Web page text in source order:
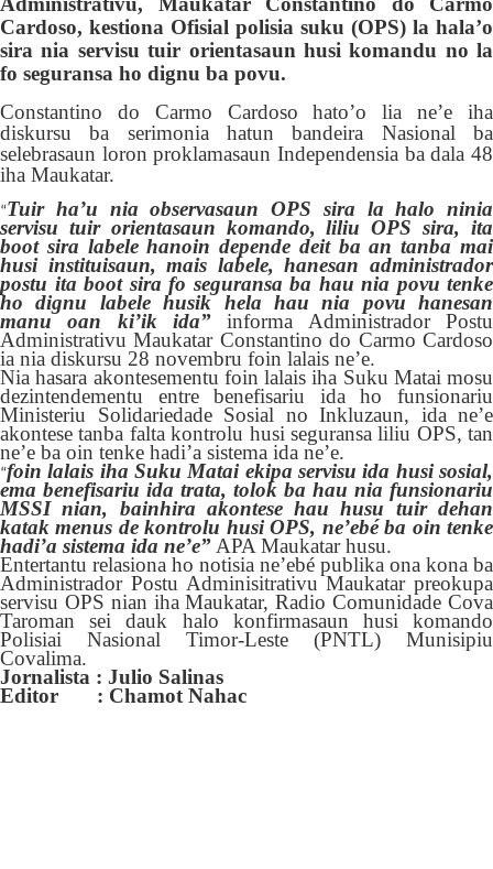
Cardoso, kestiona Ofisial polisia suku (OPS) la hala’o
sira nia servisu tuir orientasaun husi komandu no la
fo seguransa ho dignu ba povu.
Constantino do Carmo Cardoso hato’o lia ne’e iha
diskursu ba serimonia hatun bandeira Nasional ba
selebrasaun loron proklamasaun Independensia ba dala 48
iha Maukatar.
“Tuir ha’u nia observasaun OPS sira la halo ninia
servisu tuir orientasaun komando, liliu OPS sira, ita
boot sira labele hanoin depende deit ba an tanba mai
husi instituisaun, mais labele, hanesan administrador
postu ita boot sira fo seguransa ba hau nia povu tenke
ho dignu labele husik hela hau nia povu hanesan
manu oan ki’ik ida” informa Administrador Postu
Administrativu Maukatar Constantino do Carmo Cardoso
ia nia diskursu 28 novembru foin lalais ne’e.
Niahasara akontesementu foin lalais iha Suku Matai mosu
dezintendementu entrebenefisariu idaho funsionariu
Ministeriu Solidariedade Sosial no Inkluzaun, ida ne’e
akontese tanba falta kontrolu husi seguransa liliu OPS, tan
ne’e ba oin tenke hadi’a sistema ida ne’e.
“foin lalais iha Suku Matai ekipa servisu ida husi sosial,
ema benefisariu ida trata, tolok ba hau nia funsionariu
MSSI nian, bainhira akontese hau husu tuir dehan
katak menus de kontrolu husi OPS, ne’ebé ba oin tenke
hadi’a sistema ida ne’e”APA Maukatar husu.
Entertantu relasiona ho notisia ne’ebé publika ona kona ba
Administrador Postu Adminisitrativu Maukatar preokupa
servisu OPS nian iha Maukatar, Radio Comunidade Cova
Taroman sei dauk halo konfirmasaun husi komando
Polisiai Nasional Timor-Leste (PNTL) Munisipiu
Covalima.
Jornalista : Julio Salinas
Editor : Chamot Nahac